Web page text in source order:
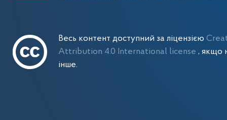
Весь контент доступний за ліцензією
Attribution 4.0 International license , якщо
інше.